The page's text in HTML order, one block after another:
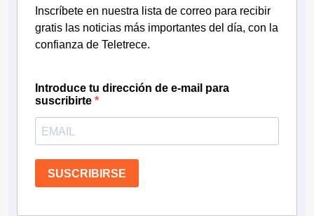
Inscríbete en nuestra lista de correo para recibir
gratis las noticias más importantes del día, con la
confianza de Teletrece.
Introduce tu dirección de e-mail para
suscribirte
SUSCRIBIRSE